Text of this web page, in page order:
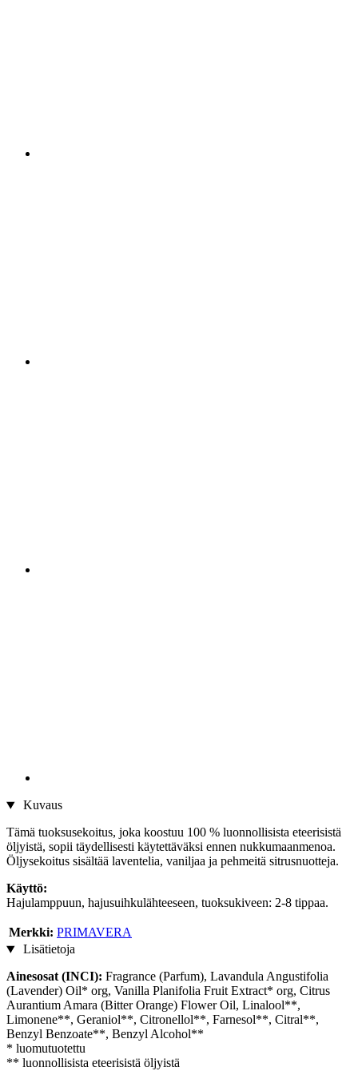
Kuvaus
Tämä tuoksusekoitus, joka koostuu 100 % luonnollisista eteerisistä
öljyistä, sopii täydellisesti käytettäväksi ennen nukkumaanmenoa.
Öljysekoitus sisältää laventelia, vaniljaa ja pehmeitä sitrusnuotteja.
Käyttö:
Hajulamppuun, hajusuihkulähteeseen, tuoksukiveen: 2-8 tippaa.
Merkki: PRIMAVERA
Lisätietoja
Ainesosat (INCI): Fragrance (Parfum), Lavandula Angustifolia
(Lavender) Oil* org, Vanilla Planifolia Fruit Extract* org, Citrus
Aurantium Amara (Bitter Orange) Flower Oil, Linalool**,
Limonene**, Geraniol**, Citronellol**, Farnesol**, Citral**,
Benzyl Benzoate**, Benzyl Alcohol**
* luomutuotettu
** luonnollisista eteerisistä öljyistä